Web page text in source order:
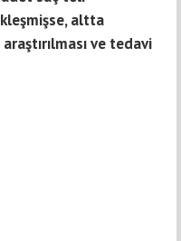
altta
ve tedavi